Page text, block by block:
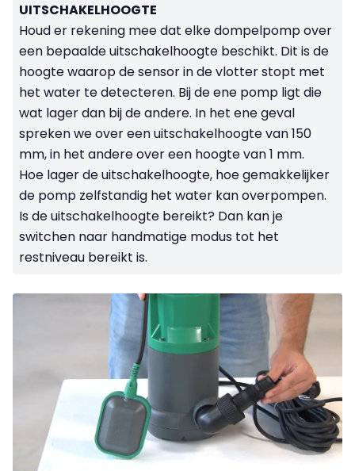
UITSCHAKELHOOGTE
Houd er rekening mee dat elke dompelpomp over
een bepaalde uitschakelhoogte beschikt. Dit is de
hoogte waarop de sensor in de vlotter stopt met
het water te detecteren. Bij de ene pomp ligt die
wat lager dan bij de andere. In het ene geval
spreken we over een uitschakelhoogte van 150
mm, in het andere over een hoogte van 1 mm.
Hoe lager de uitschakelhoogte, hoe gemakkelijker
de pomp zelfstandig het water kan overpompen.
Is de uitschakelhoogte bereikt? Dan kan je
switchen naar handmatige modus tot het
restniveau bereikt is.